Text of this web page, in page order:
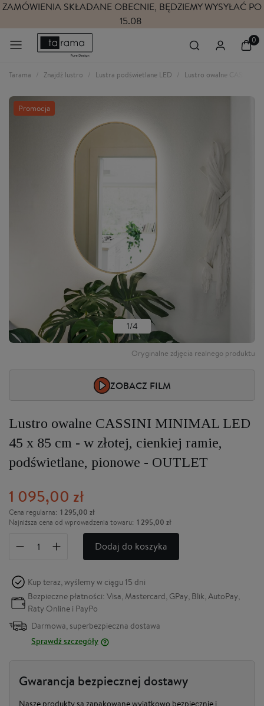
ZAMÓWIENIA SKŁADANE OBECNIE, BĘDZIEMY WYSYŁAĆ PO
15.08
Tarama Znajdź lustro Lustra podświetlane LED Lustro owalne CASSINI
Promocja
1/4
Oryginalne zdjęcia realnego produktu
ZOBACZ FILM
Lustro owalne CASSINI MINIMAL LED
45 x 85 cm - w złotej, cienkiej ramie,
podświetlane, pionowe - OUTLET
1 095,00 zł
Cena regularna: 1 295,00 zł
Najniższa cena od wprowadzenia towaru: 1 295,00 zł
Dodaj do koszyka
Kup teraz, wyślemy w ciągu 15 dni
Bezpieczne płatności: Visa, Mastercard, GPay, Blik, AutoPay,
Raty Online i PayPo
Darmowa, superbezpieczna dostawa
Sprawdź szczegóły
Gwarancja bezpiecznej dostawy
Nasze produkty są zapakowane wyjątkowo bezpiecznie i